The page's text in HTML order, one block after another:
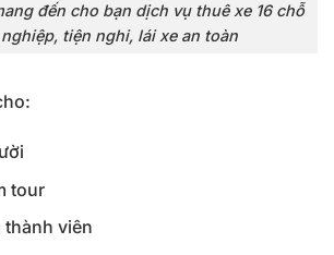
đến cho bạn dịch vụ thuê xe 16 chỗ
tiện nghi, lái xe an toàn
tour
thành viên